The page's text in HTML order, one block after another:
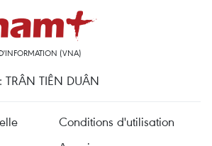
(VNA)
TIÊN DUÂN
Conditions d'utilisation